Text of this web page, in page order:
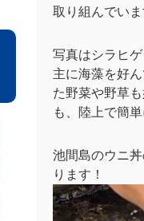
取り組んでいま
写真はシラヒ
主に海藻を好
た野菜や野草
も、陸上で簡
池間島のウニ
ります！